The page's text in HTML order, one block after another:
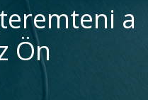
a
Ön